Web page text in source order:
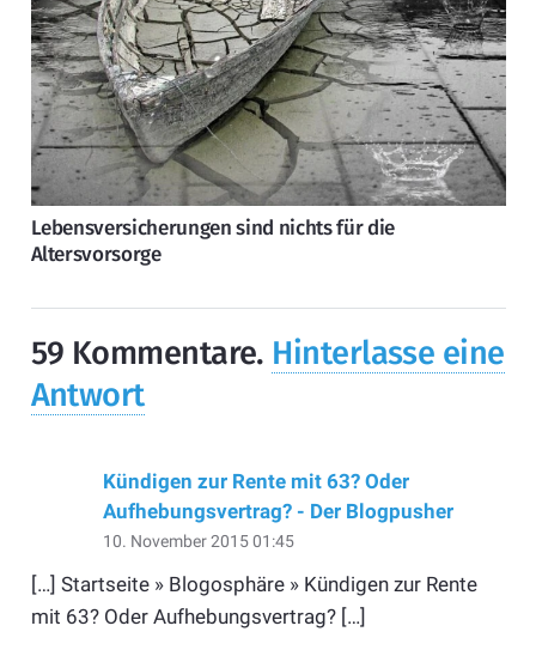
Lebensversicherungen sind nichts für die
Altersvorsorge
59 Kommentare. Hinterlasse eine
Antwort
Kündigen zur Rente mit 63? Oder
Aufhebungsvertrag? - Der Blogpusher
10. November 2015 01:45
[…] Startseite » Blogosphäre » Kündigen zur Rente
mit 63? Oder Aufhebungsvertrag? […]